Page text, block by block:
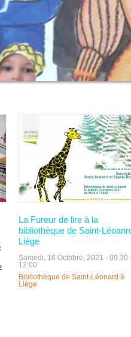
La Fureur de lire à la
bibliothèque de Saint-
Liège
Samedi, 16 Octobre, 2021 - 09:30
12:00
Bibliothèque de Saint-Léonard à
Liège